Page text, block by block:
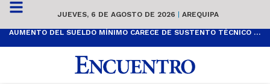
JUEVES, 6 DE AGOSTO DE 2026 | AREQUIPA
AUMENTO DEL SUELDO MÍNIMO CARECE DE SUSTENTO TÉCNICO Y ES POPULISTA